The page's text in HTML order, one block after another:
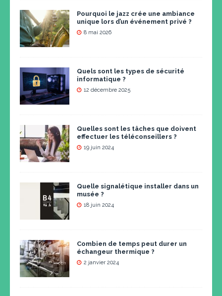
Pourquoi le jazz crée une ambiance
unique lors d’un événement privé ?
8 mai 2026
Quels sont les types de sécurité
informatique ?
12 décembre 2025
Quelles sont les tâches que doivent
effectuer les téléconseillers ?
19 juin 2024
Quelle signalétique installer dans un
musée ?
18 juin 2024
Combien de temps peut durer un
échangeur thermique ?
2 janvier 2024